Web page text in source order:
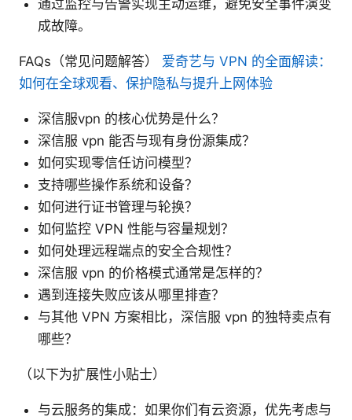
通过监控与告警实现主动运维，避免安全事件演变
成故障。
FAQs（常见问题解答） 爱奇艺与 VPN 的全面解读：
如何在全球观看、保护隐私与提升上网体验
深信服vpn 的核心优势是什么？
深信服 vpn 能否与现有身份源集成？
如何实现零信任访问模型？
支持哪些操作系统和设备？
如何进行证书管理与轮换？
如何监控 VPN 性能与容量规划？
如何处理远程端点的安全合规性？
深信服 vpn 的价格模式通常是怎样的？
遇到连接失败应该从哪里排查？
与其他 VPN 方案相比，深信服 vpn 的独特卖点有
哪些？
（以下为扩展性小贴士）
与云服务的集成：如果你们有云资源，优先考虑与